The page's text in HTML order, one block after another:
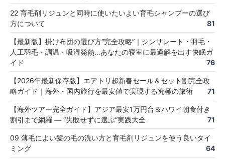
22 育毛剤リジュンと同時に使いたいよい育毛シャンプーの選び
方について
81
【最新版】掛け布団の選び方“完全攻略”｜シンサレート・羽毛・
人工羽毛・調温・吸湿発熱…あなたの寝室に最適解を出す快眠ガ
イド
76
【2026年最新保存版】エアトリ超新春セール＆セット割完全攻
略ガイド｜海外・国内旅行を最安値で実現する究極の旅術
71
【海外ツアー完全ガイド】アジア最安1万円台＆ハワイ朝食付き
割引まで網羅 ― “失敗せずに選ぶ”実践大全
71
09 薄毛によい髪の毛の洗い方と育毛剤リジュンを使う良いタイ
ミング
64